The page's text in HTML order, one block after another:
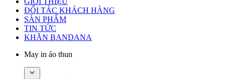
ĐỐI TÁC KHÁCH HÀNG
SẢN PHẨM
TIN TỨC
KHĂN BANDANA
May in áo thun